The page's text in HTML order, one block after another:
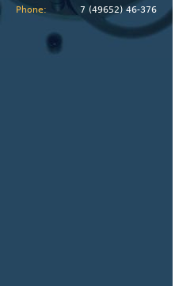
Phone:
7 (49652) 46-376